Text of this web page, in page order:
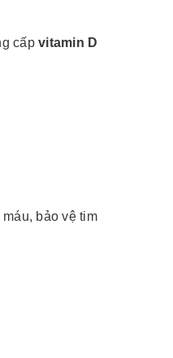
cấp vitamin D
bảo vệ tim